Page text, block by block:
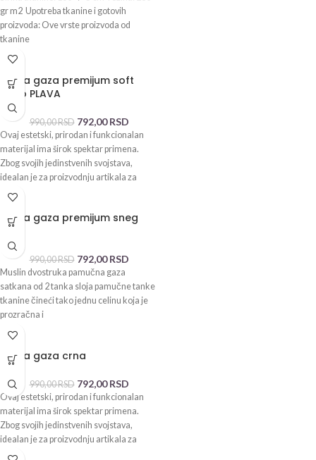
gr m2 Upotreba tkanine i gotovih
proizvoda: Ove vrste proizvoda od
tkanine
-20%
Dupla gaza premijum soft
nebo PLAVA
990,00RSD 792,00RSD
Ovaj estetski, prirodan i funkcionalan
materijal ima širok spektar primena.
Zbog svojih jedinstvenih svojstava,
idealan je za proizvodnju artikala za
-20%
Dupla gaza premijum sneg
bela
990,00RSD 792,00RSD
Muslin dvostruka pamučna gaza
satkana od 2 tanka sloja pamučne tanke
tkanine čineći tako jednu celinu koja je
prozračna i
-20%
Dupla gaza crna
990,00RSD 792,00RSD
Ovaj estetski, prirodan i funkcionalan
materijal ima širok spektar primena.
Zbog svojih jedinstvenih svojstava,
idealan je za proizvodnju artikala za